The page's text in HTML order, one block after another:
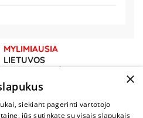
MYLIMIAUSIA
LIETUVOS
PARDUOTUVĖ
NENUSTOK
×
siekiant pagerinti vartotojo
jūs sutinkate su visais slapukais